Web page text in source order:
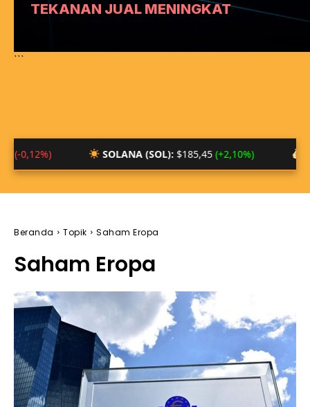
TEKANAN JUAL MENINGKAT
```
SOLANA (SOL):$185,45(+2,10%) BTC/IDR:
Beranda Topik Saham Eropa
Saham Eropa